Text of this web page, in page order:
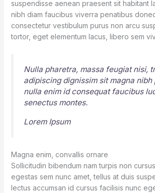
suspendisse aenean praesent sit habitant
nibh diam faucibus viverra penatibus
consectetur vestibulum purus non arcu
tortor, eget elementum lacus, libero sem
Nulla pharetra, massa feugiat nisi,
adipiscing dignissim sit magna nibh
nulla enim id consequat faucibus
senectus montes.
Lorem Ipsum
Magna enim, convallis ornare
Sollicitudin bibendum nam turpis non
egestas sem nunc amet, tellus at duis
lectus accumsan id cursus facilisis nunc